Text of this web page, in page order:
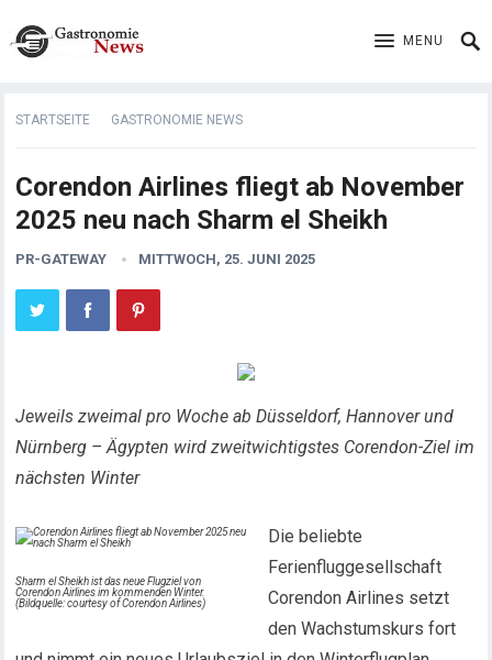
MENU
STARTSEITE GASTRONOMIE NEWS
Corendon Airlines fliegt ab November
2025 neu nach Sharm el Sheikh
PR-GATEWAY MITTWOCH, 25. JUNI 2025
Jeweils zweimal pro Woche ab Düsseldorf, Hannover und
Nürnberg – Ägypten wird zweitwichtigstes Corendon-Ziel im
nächsten Winter
Sharm el Sheikh ist das neue Flugziel von
Corendon Airlines im kommenden Winter.
(Bildquelle: courtesy of Corendon Airlines)
Die beliebte
Ferienfluggesellschaft
Corendon Airlines setzt
den Wachstumskurs fort